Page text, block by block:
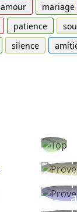
amour mariage
patience
silence